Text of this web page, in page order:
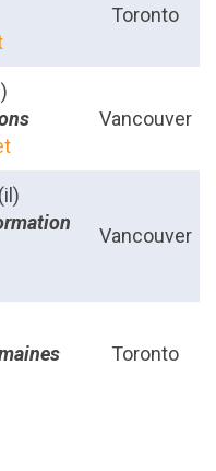
Toronto
Vancouver
(il)
Vancouver
Toronto